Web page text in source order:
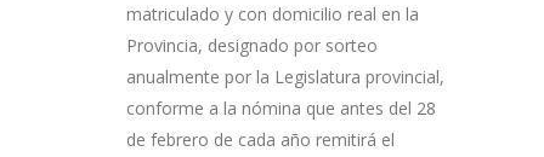
matriculado y con domicilio real en la
Provincia, designado por sorteo
anualmente por la Legislatura provincial,
conforme a la nómina que antes del 28
de febrero de cada año remitirá el